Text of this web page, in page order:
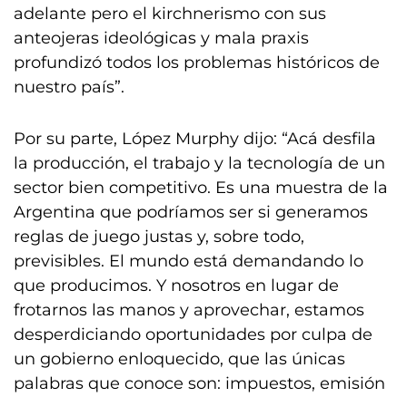
adelante pero el kirchnerismo con sus
anteojeras ideológicas y mala praxis
profundizó todos los problemas históricos de
nuestro país”.
Por su parte, López Murphy dijo: “Acá desfila
la producción, el trabajo y la tecnología de un
sector bien competitivo. Es una muestra de la
Argentina que podríamos ser si generamos
reglas de juego justas y, sobre todo,
previsibles. El mundo está demandando lo
que producimos. Y nosotros en lugar de
frotarnos las manos y aprovechar, estamos
desperdiciando oportunidades por culpa de
un gobierno enloquecido, que las únicas
palabras que conoce son: impuestos, emisión